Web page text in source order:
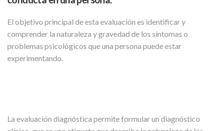
El objetivo principal de esta evaluación es identificar y
comprender la naturaleza y gravedad de los síntomas o
problemas psicológicos que una persona puede estar
experimentando.
La evaluación diagnóstica permite formular un diagnóstico